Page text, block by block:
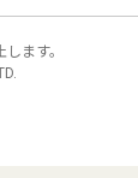
ます。